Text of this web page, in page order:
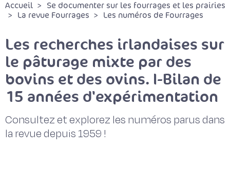
Accueil
Se documenter sur les fourrages et les prairies
La revue Fourrages
Les numéros de Fourrages
Les recherches irlandaises sur
le pâturage mixte par des
bovins et des ovins. I-Bilan de
15 années d'expérimentation
Consultez et explorez les numéros parus dans
la revue depuis 1959 !